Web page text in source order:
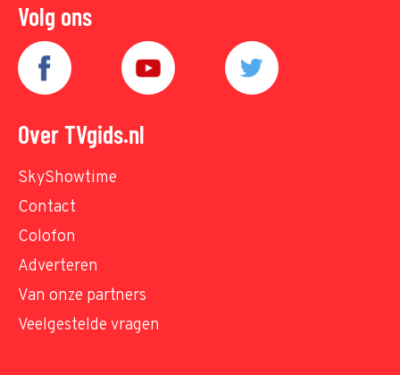
Volg ons
Over TVgids.nl
SkyShowtime
Contact
Colofon
Adverteren
Van onze partners
Veelgestelde vragen